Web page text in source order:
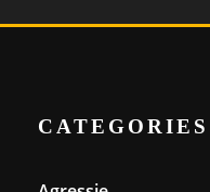
CATEGORIES